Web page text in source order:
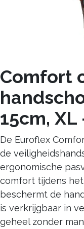
Comfort
15cm,
De Euroflex
de
ergonomische
comfort tijdens
beschermt de
is verkrijgbaar in
geheel zonder